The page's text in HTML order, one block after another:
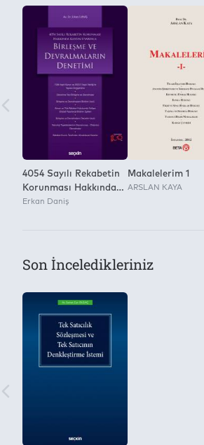
Yayınevi
Seçkin Yayıncılık
2
Kitap Dosyasını Farklı Kaydetme
4054 Sayılı Rekabetin
Korunması Hakkında
Kanun Uyarınca
Erkan Daniş
Makalelerim 1
ARSLAN KAYA
Son İnceledikleriniz